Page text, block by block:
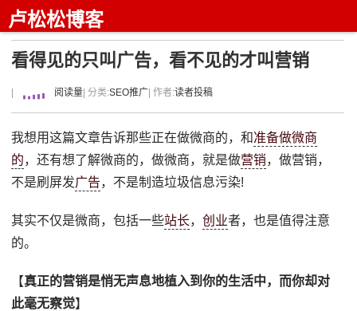
卢松松博客
看得见的只叫广告，看不见的才叫营销
阅读量 | 分类:SEO推广 | 作者:读者投稿
我想用这篇文章告诉那些正在做微商的，和准备做微商
的，还有想了解微商的，做微商，就是做营销，做营销，
不是刷屏发广告，不是制造垃圾信息污染!
其实不仅是微商，包括一些站长，创业者，也是值得注意
的。
【真正的营销是悄无声息地植入到你的生活中，而你却对
此毫无察觉】